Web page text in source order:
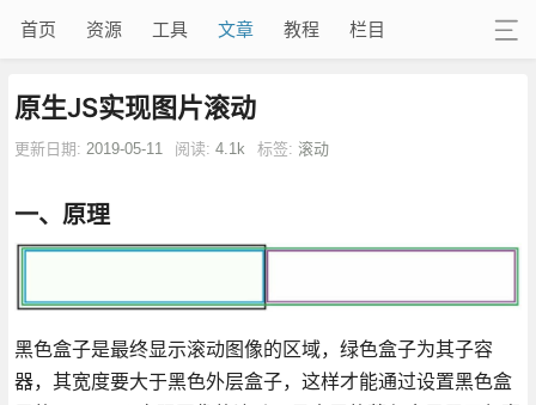
首页 资源 工具 文章 教程 栏目
原生JS实现图片滚动
更新日期: 2019-05-11 阅读: 4.1k 标签: 滚动
一、原理
黑色盒子是最终显示滚动图像的区域，绿色盒子为其子容
器，其宽度要大于黑色外层盒子，这样才能通过设置黑色盒